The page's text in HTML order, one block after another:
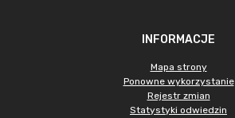
INFORMACJE
Mapa strony
Ponowne wykorzystanie
Rejestr zmian
Statystyki odwiedzin